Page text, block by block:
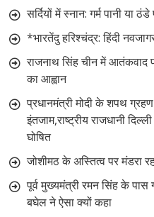
सर्दियों में स्नान: गर्म पानी या
*भारतेंदु हरिश्चंद्र: हिंदी
राजनाथ सिंह चीन में आतंकवाद
का आह्वान
प्रधानमंत्री मोदी के शपथ
इंतजाम,राष्ट्रीय राजधानी
घोषित
जोशीमठ के अस्तित्व पर मंडरा
पूर्व मुख्यमंत्री रमन सिंह के पास
बघेल ने ऐसा क्यों कहा